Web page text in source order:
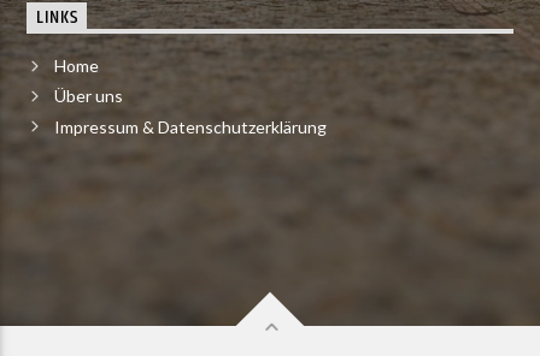
LINKS
Home
Über uns
Impressum & Datenschutzerklärung